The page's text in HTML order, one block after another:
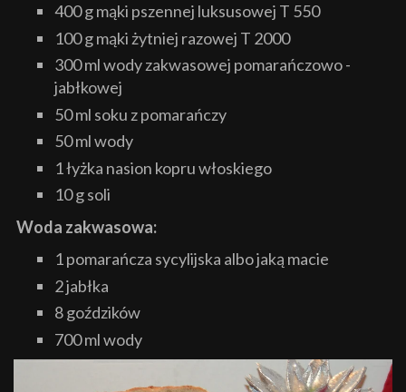
400 g mąki pszennej luksusowej T 550
100 g mąki żytniej razowej T 2000
300 ml wody zakwasowej pomarańczowo -
jabłkowej
50 ml soku z pomarańczy
50 ml wody
1 łyżka nasion kopru włoskiego
10 g soli
Woda zakwasowa:
1 pomarańcza sycylijska albo jaką macie
2 jabłka
8 goździków
700 ml wody